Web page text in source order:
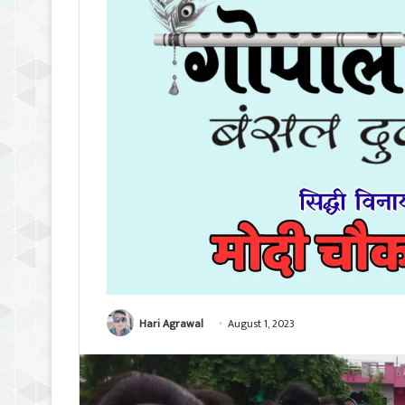
Hari Agrawal August 1, 2023